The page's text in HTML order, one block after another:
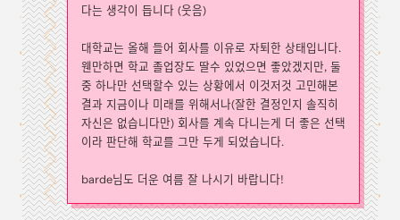
다는 생각이 듭니다 (웃음)
대학교는 올해 들어 회사를 이유로 자퇴한 상태입니다.
웬만하면 학교 졸업장도 딸수 있었으면 좋았겠지만, 둘
중 하나만 선택할수 있는 상황에서 이것저것 고민해본
결과 지금이나 미래를 위해서나(잘한 결정인지 솔직히
자신은 없습니다만) 회사를 계속 다니는게 더 좋은 선택
이라 판단해 학교를 그만 두게 되었습니다.
barde님도 더운 여름 잘 나시기 바랍니다!